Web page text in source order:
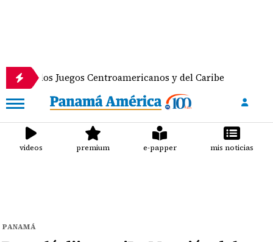
Juegos Centroamericanos y del Caribe
videos premium e-papper mis noticias
PANAMÁ